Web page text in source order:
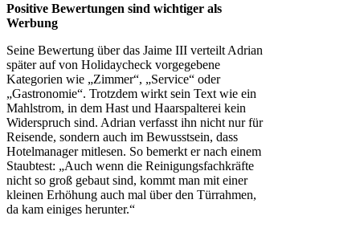
Positive Bewertungen sind wichtiger als
Werbung
Seine Bewertung über das Jaime III verteilt Adrian
später auf von Holidaycheck vorgegebene
Kategorien wie „Zimmer“, „Service“ oder
„Gastronomie“. Trotzdem wirkt sein Text wie ein
Mahlstrom, in dem Hast und Haarspalterei kein
Widerspruch sind. Adrian verfasst ihn nicht nur für
Reisende, sondern auch im Bewusstsein, dass
Hotelmanager mitlesen. So bemerkt er nach einem
Staubtest: „Auch wenn die Reinigungsfachkräfte
nicht so groß gebaut sind, kommt man mit einer
kleinen Erhöhung auch mal über den Türrahmen,
da kam einiges herunter.“